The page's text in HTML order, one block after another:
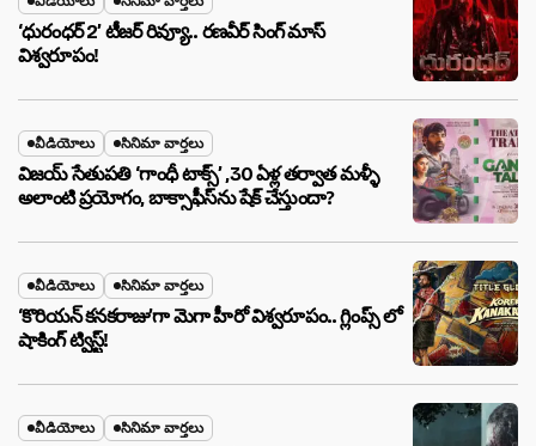
‘ధురంధర్ 2’ టీజర్ రివ్యూ.. రణవీర్ సింగ్ మాస్
విశ్వరూపం!
వీడియోలు సినిమా వార్తలు
విజయ్ సేతుపతి ‘గాంధీ టాక్స్’ ,30 ఏళ్ల తర్వాత మళ్ళీ
అలాంటి ప్రయోగం, బాక్సాఫీస్‌ను షేక్ చేస్తుందా?
వీడియోలు సినిమా వార్తలు
‘కొరియన్ కనకరాజు’గా మెగా హీరో విశ్వరూపం.. గ్లింప్స్ లో
షాకింగ్ ట్విస్ట్!
వీడియోలు సినిమా వార్తలు